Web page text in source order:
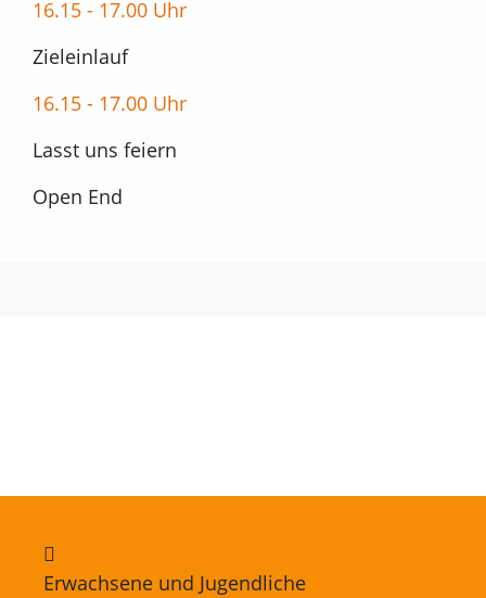
16.15 - 17.00 Uhr
Zieleinlauf
16.15 - 17.00 Uhr
Lasst uns feiern
Open End
Erwachsene und Jugendliche